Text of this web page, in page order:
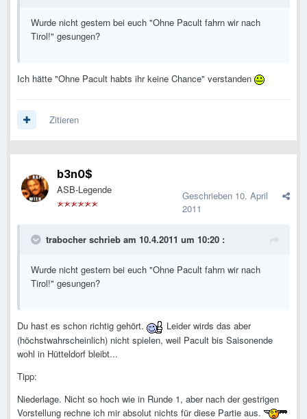
Wurde nicht gestern bei euch "Ohne Pacult fahrn wir nach
Tirol!" gesungen?
Ich hätte "Ohne Pacult habts ihr keine Chance" verstanden
Zitieren
b3n0$
ASB-Legende Geschrieben 10. April
2011
trabocher schrieb am 10.4.2011 um 10:20 :
Wurde nicht gestern bei euch "Ohne Pacult fahrn wir nach
Tirol!" gesungen?
Du hast es schon richtig gehört.
Leider wirds das aber
(höchstwahrscheinlich) nicht spielen, weil Pacult bis Saisonende
wohl in Hütteldorf bleibt...
Tipp:
Niederlage. Nicht so hoch wie in Runde 1, aber nach der gestrigen
Vorstellung rechne ich mir absolut nichts für diese Partie aus.